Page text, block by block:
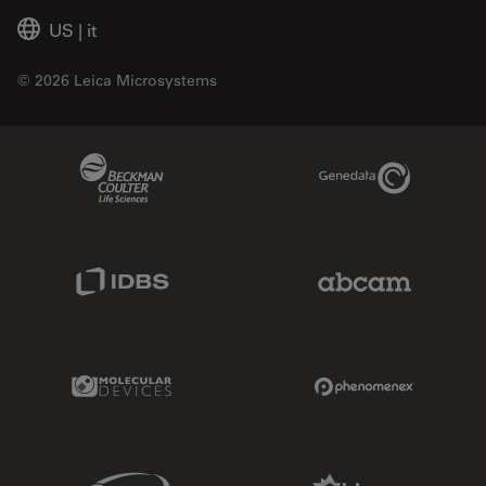
US | it
© 2026 Leica Microsystems
Genedata Link
Molecular Devices Link
Sciex Link